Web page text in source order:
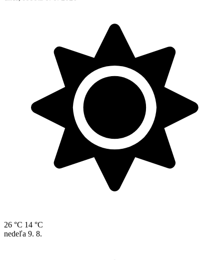
26 °C 14 °C
nedeľa 9. 8.